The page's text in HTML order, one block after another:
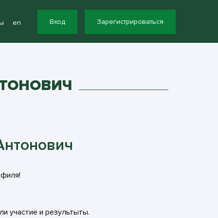
en Вход Зарегистрироваться
участие и результыты.